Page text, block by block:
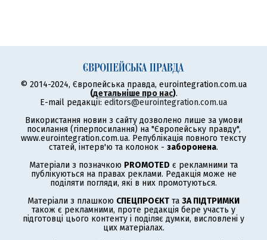
© 2014-2024, Європейська правда, eurointegration.com.ua
(детальніше про нас).
E-mail редакції: editors@eurointegration.com.ua
Використання новин з сайту дозволено лише за умови
посилання (гіперпосилання) на "Європейську правду",
www.eurointegration.com.ua. Републікація повного тексту
статей, інтерв'ю та колонок - заборонена.
Матеріали з позначкою PROMOTED є рекламними та
публікуються на правах реклами. Редакція може не
поділяти погляди, які в них промотуються.
Матеріали з плашкою СПЕЦПРОЄКТ та ЗА ПІДТРИМКИ
також є рекламними, проте редакція бере участь у
підготовці цього контенту і поділяє думки, висловлені у
цих матеріалах.